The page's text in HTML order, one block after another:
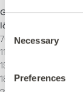
Consent
Selection
Necessary
Preferences
Größen -
längs
76,2 x 914,4 mm
114.3 x 914.4 mm
152,4 x 914,4 mm
184.2 x 1219.2 mm